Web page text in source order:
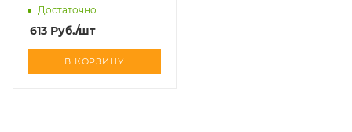
Достаточно
613 Руб./шт
В КОРЗИНУ